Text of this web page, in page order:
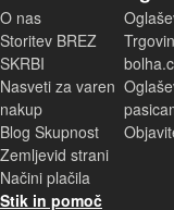
O nas
Storitev BREZ
SKRBI
Nasveti za varen
nakup
Blog Skupnost
Zemljevid strani
Načini plačila
Stik in pomoč